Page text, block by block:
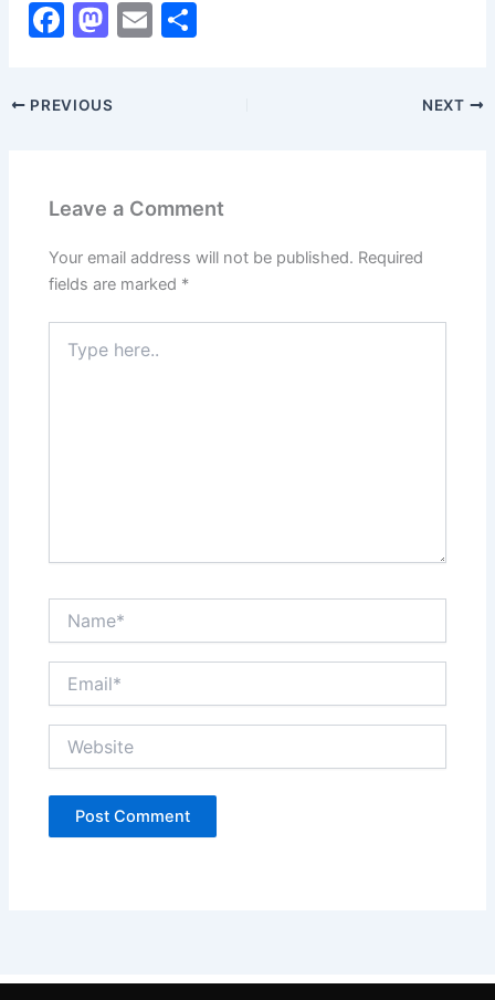
F
c
o
k
M
st
o
E
PREVIOUS NEXT
Leave a Comment
Your email address will not be published. Required
fields are marked *
here..